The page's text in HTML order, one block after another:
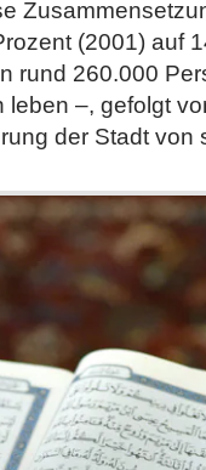
(2001) auf
rund 260.000
leben –, gefolgt
der Stadt von